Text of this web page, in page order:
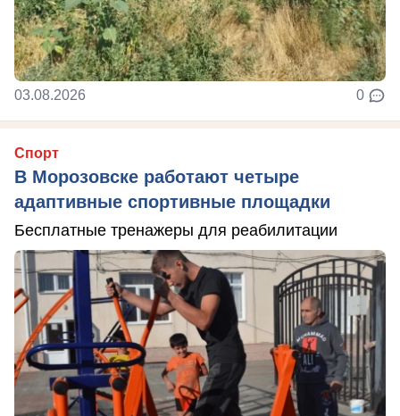
03.08.2026 0
Спорт
В Морозовске работают четыре
адаптивные спортивные площадки
Бесплатные тренажеры для реабилитации